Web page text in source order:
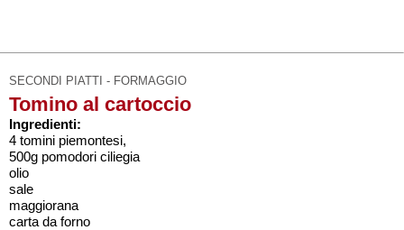
SECONDI PIATTI - FORMAGGIO
Tomino al cartoccio
Ingredienti:
4 tomini piemontesi,
500g pomodori ciliegia
olio
sale
maggiorana
carta da forno